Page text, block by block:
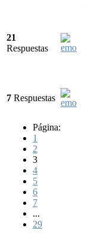
21
Respuestas
7 Respuestas
Página:
1
2
3
4
5
6
7
...
29